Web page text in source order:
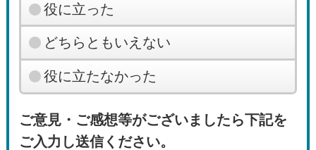
役に立った
どちらともいえない
役に立たなかった
ご意見・ご感想等がございましたら下記を
ご入力し送信ください。